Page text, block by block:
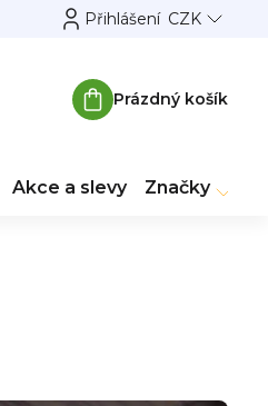
CZK
Přihlášení
Nákupní
Prázdný košík
Akce a slevy Značky